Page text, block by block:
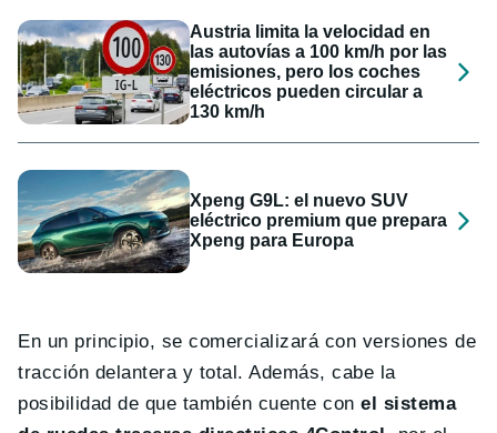
Austria limita la velocidad en
las autovías a 100 km/h por las
emisiones, pero los coches
eléctricos pueden circular a
130 km/h
Xpeng G9L: el nuevo SUV
eléctrico premium que prepara
Xpeng para Europa
En un principio, se comercializará con versiones de
tracción delantera y total. Además, cabe la
posibilidad de que también cuente conel sistema